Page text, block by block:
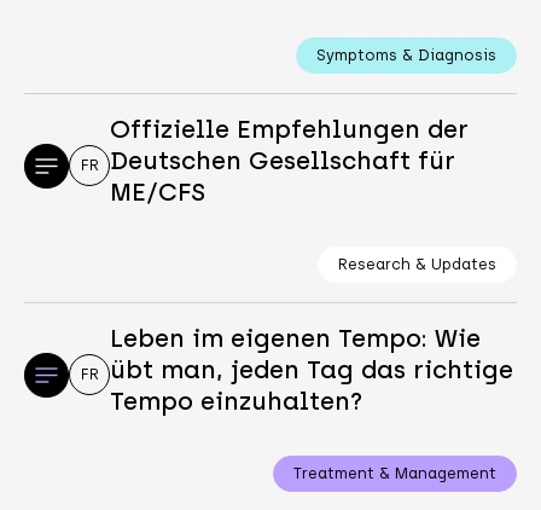
Symptoms & Diagnosis
FR
Offizielle Empfehlungen der
Deutschen Gesellschaft für
ME/CFS
Research & Updates
FR
Leben im eigenen Tempo: Wie
übt man, jeden Tag das richtige
Tempo einzuhalten?
Treatment & Management